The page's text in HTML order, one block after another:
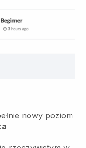
nowy poziom